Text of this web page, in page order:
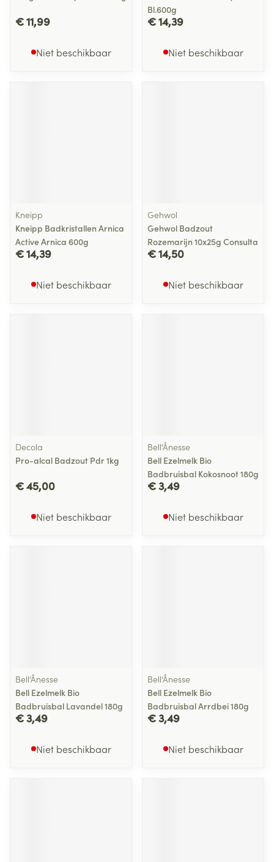
€ 11,99
Niet beschikbaar
Bl.600g
€ 14,39
Niet beschikbaar
Kneipp
Kneipp Badkristallen Arnica
Active Arnica 600g
€ 14,39
Niet beschikbaar
Gehwol
Gehwol Badzout
Rozemarijn 10x25g Consulta
€ 14,50
Niet beschikbaar
Decola
Pro-alcal Badzout Pdr 1kg
€ 45,00
Niet beschikbaar
Bell’Ânesse
Bell Ezelmelk Bio
Badbruisbal Kokosnoot 180g
€ 3,49
Niet beschikbaar
Bell’Ânesse
Bell Ezelmelk Bio
Badbruisbal Lavandel 180g
€ 3,49
Niet beschikbaar
Bell’Ânesse
Bell Ezelmelk Bio
Badbruisbal Arrdbei 180g
€ 3,49
Niet beschikbaar